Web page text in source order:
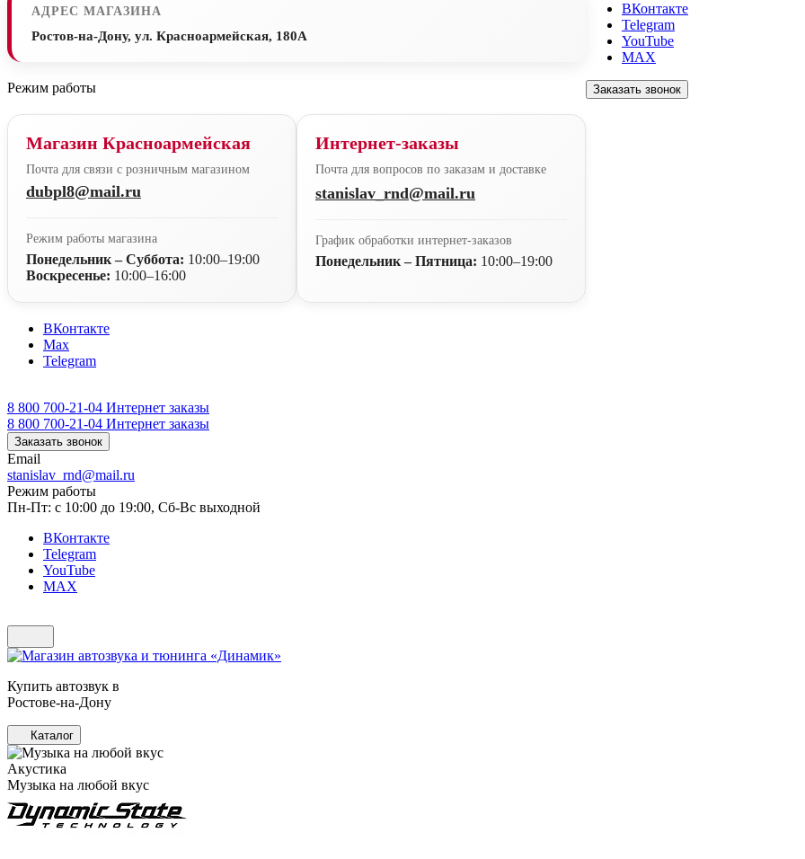
АДРЕС МАГАЗИНА
Ростов-на-Дону, ул. Красноармейская, 180А
Режим работы
Магазин Красноармейская
Почта для связи с розничным магазином
dubpl8@mail.ru
Режим работы магазина
Понедельник – Суббота: 10:00–19:00
Воскресенье: 10:00–16:00
Интернет-заказы
Почта для вопросов по заказам и доставке
stanislav_rnd@mail.ru
График обработки интернет-заказов
Понедельник – Пятница: 10:00–19:00
ВКонтакте
Max
Telegram
8 800 700-21-04 Интернет заказы
8 800 700-21-04 Интернет заказы
Заказать звонок
Email
stanislav_rnd@mail.ru
Режим работы
Пн-Пт: с 10:00 до 19:00, Сб-Вс выходной
ВКонтакте
Telegram
YouTube
MAX
ВКонтакте
Telegram
YouTube
MAX
Заказать звонок
Купить автозвук в
Ростове-на-Дону
Каталог
Акустика
Музыка на любой вкус